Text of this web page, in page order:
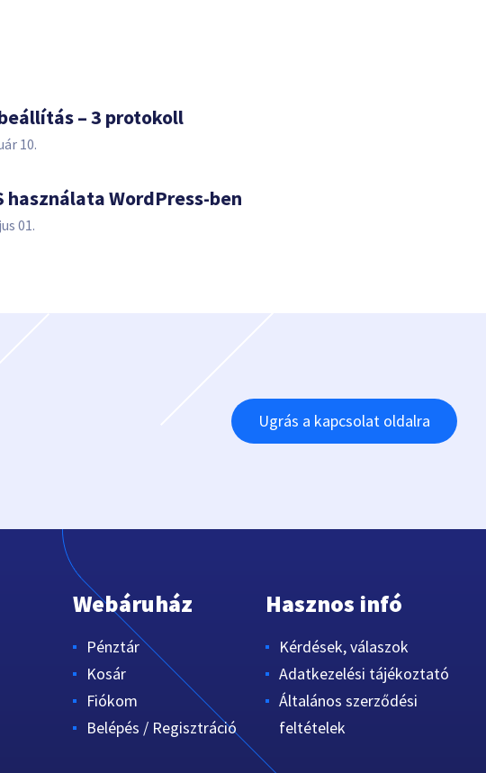
– 3 protokoll
10.
használata WordPress-ben
01.
Ugrás a kapcsolat oldalra
Webáruház
Pénztár
Kosár
Fiókom
Belépés / Regisztráció
Hasznos infó
Kérdések, válaszok
Adatkezelési tájékoztató
Általános szerződési
feltételek